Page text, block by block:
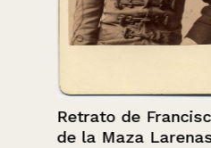
Retrato de Francisco
de la Maza Larenas